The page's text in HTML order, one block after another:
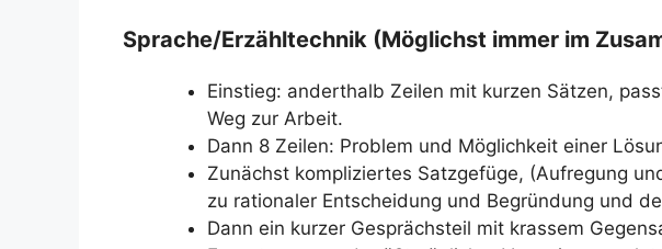
Sprache/Erzähltechnik (Möglichst immer im
Einstieg: anderthalb Zeilen mit kurzen Sätzen,
Weg zur Arbeit.
Dann 8 Zeilen: Problem und Möglichkeit einer
Zunächst kompliziertes Satzgefüge, (Aufregung
zu rationaler Entscheidung und Begründung und
Dann ein kurzer Gesprächsteil mit krassem